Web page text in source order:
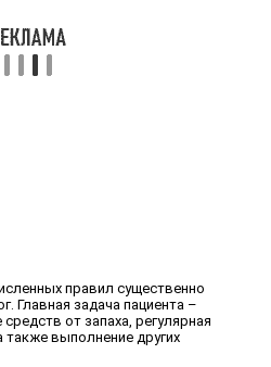
правил существенно
Главная задача пациента –
от запаха, регулярная
выполнение других